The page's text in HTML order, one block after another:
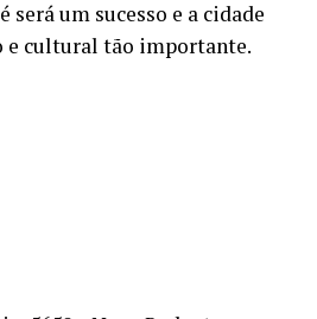
será um sucesso e a cidade
cultural tão importante.